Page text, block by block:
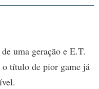
uma geração e E.T.
o título de pior game já